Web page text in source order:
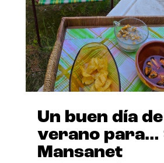
Un buen día de
verano para…
Mansanet